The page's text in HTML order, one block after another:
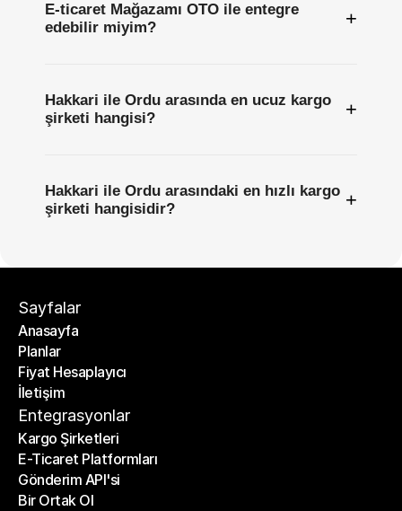
E-ticaret Mağazamı OTO ile entegre
edebilir miyim?
+
Hakkari ile Ordu arasında en ucuz kargo
şirketi hangisi?
+
Hakkari ile Ordu arasındaki en hızlı kargo
şirketi hangisidir?
+
Sayfalar
Anasayfa
Anasayfa
Planlar
Planlar
Fiyat Hesaplayıcı
Fiyat Hesaplayıcı
İletişim
İletişim
Entegrasyonlar
Kargo Şirketleri
Kargo Şirketleri
E-Ticaret Platformları
E-Ticaret Platformları
Gönderim API'si
Gönderim API'si
Bir Ortak Ol